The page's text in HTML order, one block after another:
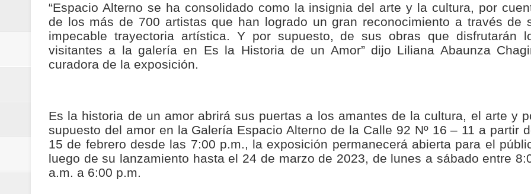
ReGioNetNoticias / RISARALDA / Risaralda fortalece la preparación de sus municipios frente al
ReGionetNoticias / DOSQUEBRADAS / Dosquebradas fortalece la respuesta frente a tres Alertas
acciones que impactan a más de 20.000 personas
ReGioNetNoticias- MEDELLIN / En Medellín fue inmovilizado un bus que estaba siendo lavado
excedió límites de emisión de gases contaminantes
ReGioNetNoticias / Altas temperaturas ponen en máxima alerta al Tolima
ReGionetNoticias / REPORTE ALEXANDER MENDEZ ( MIAMI ) Cali se blinda con amplio
“Espacio Alterno se ha consolidado como la insignia del arte y la cultura, por
de los más de 700 artistas que han logrado un gran reconocimiento a través de
impecable trayectoria artística. Y por supuesto, de sus obras que disfrutarán
visitantes a la galería en Es la Historia de un Amor” dijo Liliana Abaunza
curadora de la exposición.
Es la historia de un amor abrirá sus puertas a los amantes de la cultura, el arte y
supuesto del amor en la Galería Espacio Alterno de la Calle 92 Nº 16 – 11 a partir
15 de febrero desde las 7:00 p.m., la exposición permanecerá abierta para el
luego de su lanzamiento hasta el 24 de marzo de 2023, de lunes a sábado entre
a.m. a 6:00 p.m.